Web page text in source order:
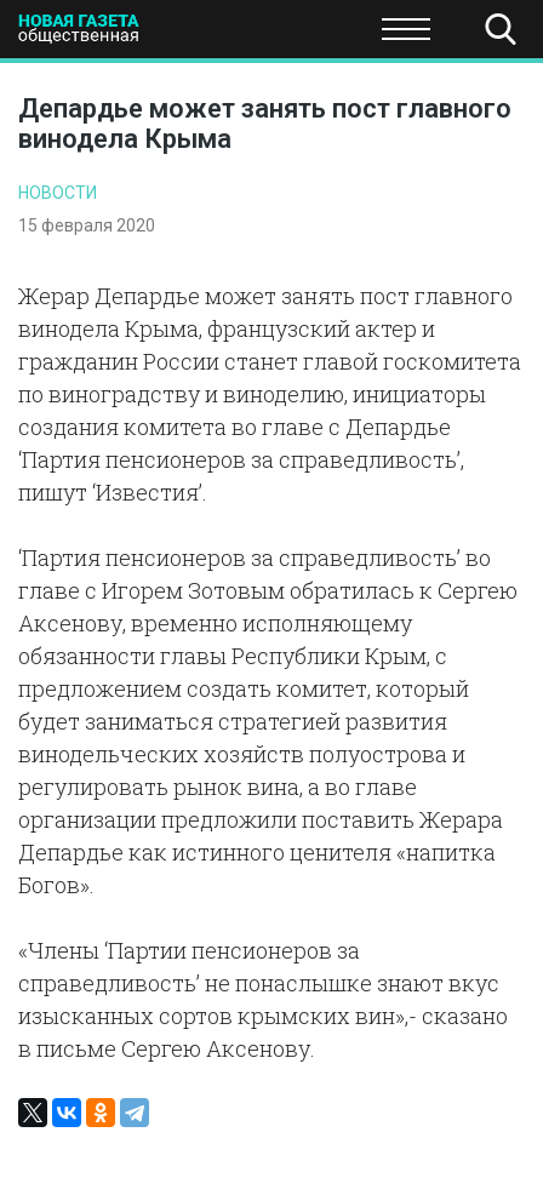
ПОЛИТИКА ЭКОНОМИКА НАУКА И
Депардье может занять пост главного
винодела Крыма
НОВОСТИ
15 февраля 2020
Жерар Депардье может занять пост главного
винодела Крыма, французский актер и
гражданин России станет главой госкомитета
по виноградству и виноделию, инициаторы
создания комитета во главе с Депардье
‘Партия пенсионеров за справедливость’,
пишут ‘Известия’.
‘Партия пенсионеров за справедливость’ во
главе с Игорем Зотовым обратилась к Сергею
Аксенову, временно исполняющему
обязанности главы Республики Крым, с
предложением создать комитет, который
будет заниматься стратегией развития
винодельческих хозяйств полуострова и
регулировать рынок вина, а во главе
организации предложили поставить Жерара
Депардье как истинного ценителя «напитка
Богов».
«Члены ‘Партии пенсионеров за
справедливость’ не понаслышке знают вкус
изысканных сортов крымских вин»,- сказано
в письме Сергею Аксенову.